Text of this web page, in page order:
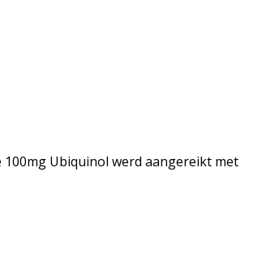
100mg Ubiquinol werd aangereikt met